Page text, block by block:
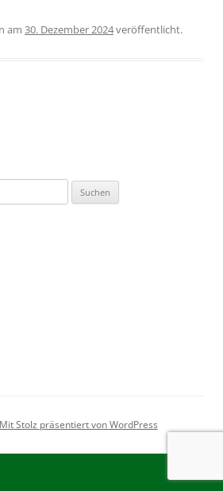
am 30. Dezember 2024veröffentlicht.
Mit Stolz präsentiert von WordPress